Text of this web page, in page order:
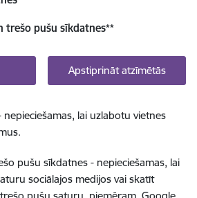
trešo pušu sīkdatnes**
Apstiprināt atzīmētās
lai uzlabotu vietnes
pušu sīkdatnes - nepieciešamas, lai
sociālajos medijos vai skatīt